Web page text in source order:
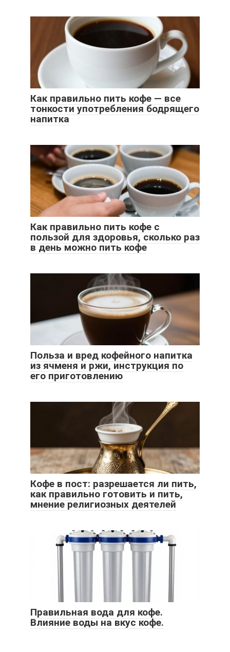
Как правильно пить кофе — все
тонкости употребления бодрящего
напитка
Как правильно пить кофе с
пользой для здоровья, сколько раз
в день можно пить кофе
Польза и вред кофейного напитка
из ячменя и ржи, инструкция по
его приготовлению
Кофе в пост: разрешается ли пить,
как правильно готовить и пить,
мнение религиозных деятелей
Правильная вода для кофе.
Влияние воды на вкус кофе.